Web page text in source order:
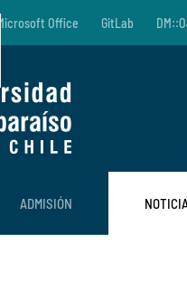
Microsoft Office GitLab
ADMISIÓN